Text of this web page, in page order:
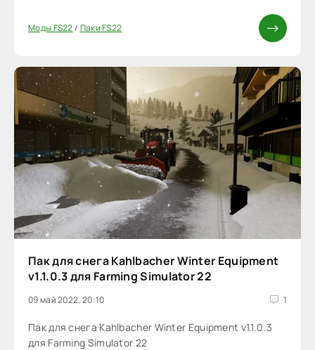
Моды FS22/ Паки FS22
Пак для снега Kahlbacher Winter Equipment
v1.1.0.3 для Farming Simulator 22
09 май 2022, 20:10 1
Пак для снега Kahlbacher Winter Equipment v1.1.0.3
для Farming Simulator 22